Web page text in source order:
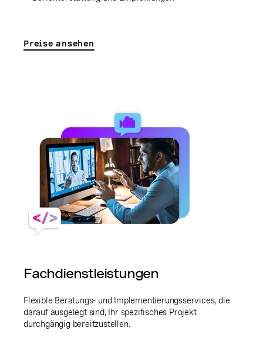
Preise ansehen
Fachdienstleistungen
Flexible Beratungs- und Implementierungsservices, die
darauf ausgelegt sind, Ihr spezifisches Projekt
durchgängig bereitzustellen.